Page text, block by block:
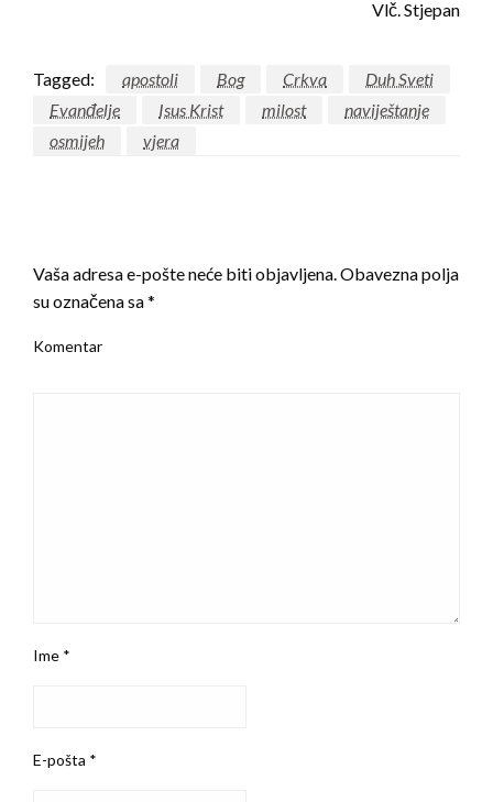
Vlč. Stjepan
Tagged: apostoli Bog Crkva
Duh Sveti
Evanđelje
Isus Krist milost
naviještanje
osmijeh
vjera
Vaša adresa e-pošte neće biti objavljena. Obavezna polja
su označena sa*
Komentar
Ime *
E-pošta *